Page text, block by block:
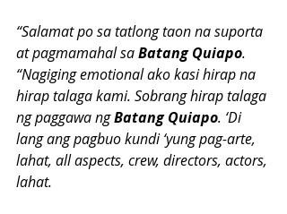
“Salamat po sa tatlong taon na suporta
at pagmamahal sa Batang Quiapo.
“Nagiging emotional ako kasi hirap na
hirap talaga kami. Sobrang hirap talaga
ng paggawa ng Batang Quiapo. ‘Di
lang ang pagbuo kundi ‘yung pag-arte,
lahat, all aspects, crew, directors, actors,
lahat.